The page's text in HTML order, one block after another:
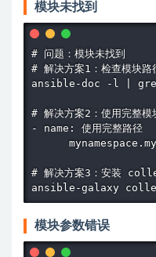
模块未找到
# 问题：模块未找到
# 解决方案1：检查模块路
ansible-doc -l | grep
# 解决方案2：使用完整模
- name: 使用完整路径
# 解决方案3：安装
ansible-galaxy
模块参数错误